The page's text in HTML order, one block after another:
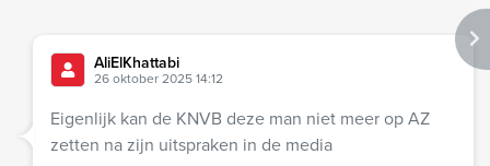
AliElKhattabi
26 oktober 2025 14:12
Eigenlijk kan de KNVB deze man niet meer op AZ
zetten na zijn uitspraken in de media